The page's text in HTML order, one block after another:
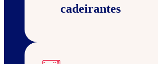
cadeirantes